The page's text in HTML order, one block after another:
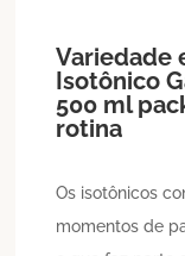
Variedade
Isotônico
500 ml
rotina
Os isotônicos
momentos de